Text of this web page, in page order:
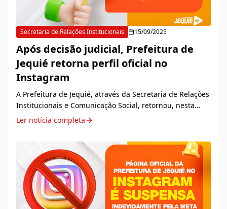
Secretaria de Relações Institucionais 15/09/2025
Após decisão judicial, Prefeitura de
Jequié retorna perfil oficial no
Instagram
A Prefeitura de Jequié, através da Secretaria de Relações
Institucionais e Comunicação Social, retornou, nesta
segunda-feira, 15, com o perfil oficial da instituição na
rede social Instagram, que este...
Ler notícia completa